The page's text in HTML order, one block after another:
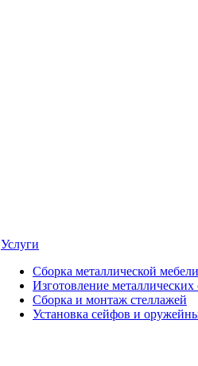
Услуги
Сборка металлической мебели
Изготовление металлических
Сборка и монтаж стеллажей
Установка сейфов и